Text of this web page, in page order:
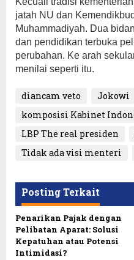
jatah NU dan
Muhammadiyah. Dua
dan pendidikan terbuka
perubahan. Ke arah
menilai seperti itu.
diancam veto Jokowi
komposisi Kabinet
LBP The real presiden
Tidak ada visi menteri
Posting Terkait
Penarikan Pajak dengan
Pelibatan Aparat: Solusi
Kepatuhan atau Potensi
Intimidasi?